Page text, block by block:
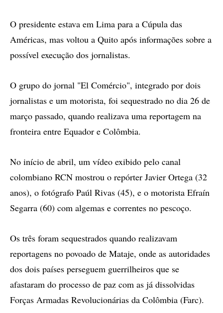
O presidente estava em Lima para a Cúpula das
Américas, mas voltou a Quito após informações sobre a
possível execução dos jornalistas.
O grupo do jornal "El Comércio", integrado por dois
jornalistas e um motorista, foi sequestrado no dia 26 de
março passado, quando realizava uma reportagem na
fronteira entre Equador e Colômbia.
No início de abril, um vídeo exibido pelo canal
colombiano RCN mostrou o repórter Javier Ortega (32
anos), o fotógrafo Paúl Rivas (45), e o motorista Efraín
Segarra (60) com algemas e correntes no pescoço.
Os três foram sequestrados quando realizavam
reportagens no povoado de Mataje, onde as autoridades
dos dois países perseguem guerrilheiros que se
afastaram do processo de paz com as já dissolvidas
Forças Armadas Revolucionárias da Colômbia (Farc).